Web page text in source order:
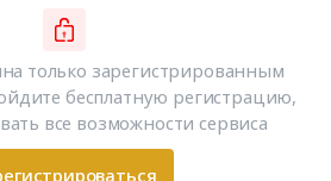
только зарегистрированным
бесплатную регистрацию,
все возможности сервиса